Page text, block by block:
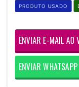
PRODUTO USADO
ENVIAR E-MAIL AO
ENVIAR